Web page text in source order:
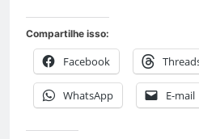
Compartilhe isso:
Facebook
WhatsApp E-mail